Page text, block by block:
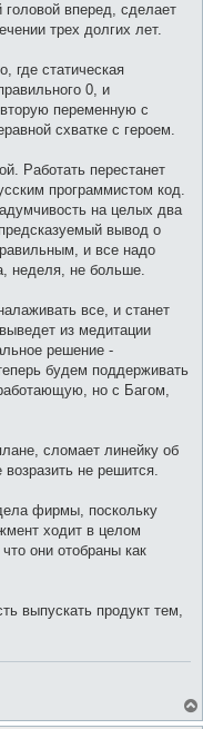
головой вперед, сделает
трех долгих лет.
где статическая
0, и
переменную с
схватке с героем.
Работать перестанет
программистом код.
на целых два
вывод о
и все надо
неделя, не больше.
все, и станет
из медитации
решение -
будем поддерживать
но с Багом,
сломает линейку об
не решится.
фирмы, поскольку
ходит в целом
они отобраны как
выпускать продукт тем,